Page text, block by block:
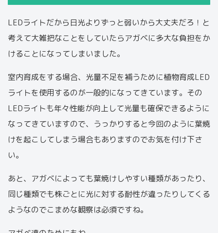
LEDライトだから日光よりずっと弱いから大丈夫だろ！と
考えて大雑把なことをしていたらアガベに多大な負担をか
けることになってしまいました。
室内育成をする場合、光量不足を補うために植物育成LED
ライトを使用するのが一般的になってきています。その
LEDライトも年々性能が向上して光量も確保できるように
なってきていますので、うっかりすると今回のように葉焼
けを起こしてしまう場合もありますのでお気を付け下さ
い。
あと、アガベによっても葉焼けしやすい種類があったり、
同じ種類でも株ごとに光に対する耐性が違ったりしてくる
ようなのでこまめな観察は必須ですね。